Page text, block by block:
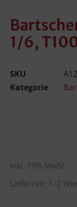
1/6,
SKU
Kategorie
inkl. 19% MwSt.
Lieferzeit: 1–2